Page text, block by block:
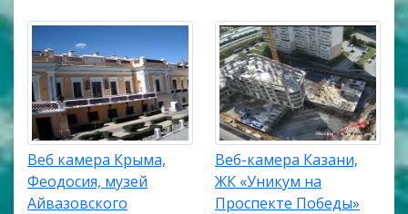
Веб камера Крыма,
Феодосия, музей
Айвазовского
Веб-камера Казани,
ЖК «Уникум на
Проспекте Победы»